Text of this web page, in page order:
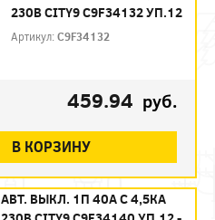
230В CITY9 C9F34132 УП.12
Артикул:C9F34132
459.94 руб.
В КОРЗИНУ
АВТ. ВЫКЛ. 1П 40А С 4,5КА